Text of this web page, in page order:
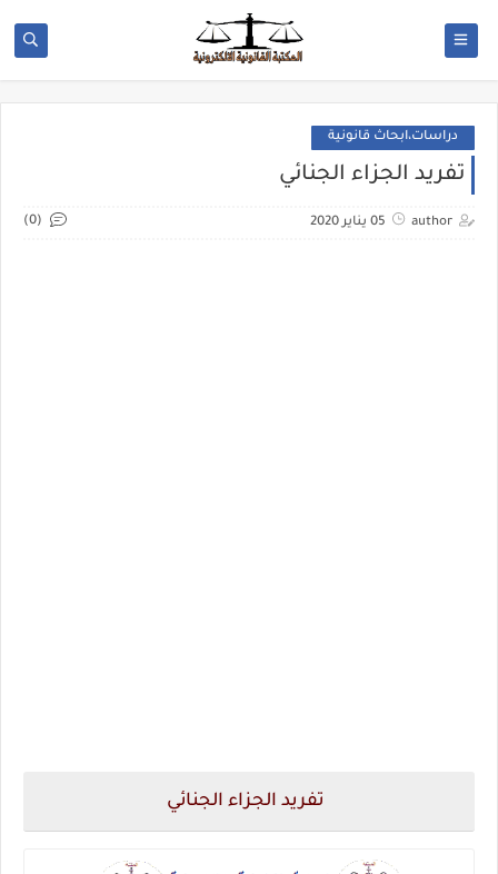
دراسات،ابحاث قانونية
تفريد الجزاء الجنائي
author 05 يناير 2020 (0)
تفريد الجزاء الجنائي